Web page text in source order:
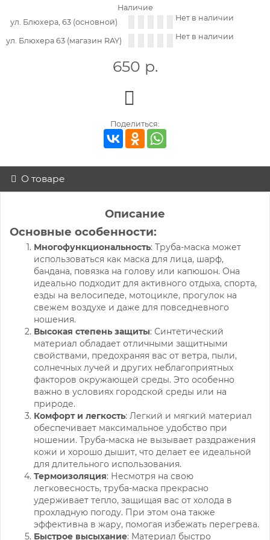
Наличие
ул. Блюхера, 63 (основной)
Нет в наличии
ул. Блюхера 63 (магазин RAY) Нет в наличии
650 р.
Поделиться:
О товаре
Описание
Основные особенности:
Многофункциональность: Труба-маска может
использоваться как маска для лица, шарф,
бандана, повязка на голову или капюшон. Она
идеально подходит для активного отдыха, спорта,
езды на велосипеде, мотоцикле, прогулок на
свежем воздухе и даже для повседневного
ношения.
Высокая степень защиты: Синтетический
материал обладает отличными защитными
свойствами, предохраняя вас от ветра, пыли,
солнечных лучей и других неблагоприятных
факторов окружающей среды. Это особенно
важно в условиях городской среды или на
природе.
Комфорт и легкость: Легкий и мягкий материал
обеспечивает максимальное удобство при
ношении. Труба-маска не вызывает раздражения
кожи и хорошо дышит, что делает ее идеальной
для длительного использования.
Термоизоляция: Несмотря на свою
легковесность, труба-маска прекрасно
удерживает тепло, защищая вас от холода в
прохладную погоду. При этом она также
эффективна в жару, помогая избежать перегрева.
Быстрое высыхание: Материал быстро